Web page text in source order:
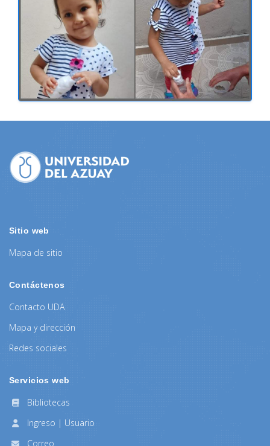
Sitio web
Mapa de sitio
Contáctenos
Contacto UDA
Mapa y dirección
Redes sociales
Servicios web
Bibliotecas
Ingreso | Usuario
Correo